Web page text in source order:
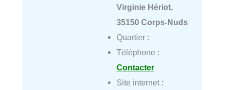
Virginie Hériot,
35150 Corps-Nuds
Quartier :
Téléphone :
Contacter
Site internet :